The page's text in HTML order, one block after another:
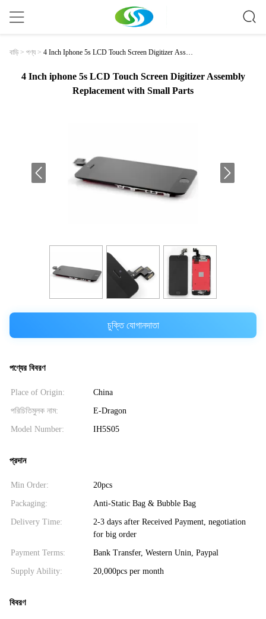
বাড়ি> পণ্য > 4 Inch Iphone 5s LCD Touch Screen Digitizer Assem
4 Inch iphone 5s LCD Touch Screen Digitizer Assembly
Replacement with Small Parts
চুক্তি যোগানদাতা
পণ্যের বিবরণ
Place of Origin: China
পরিচিতিমুলক নাম: E-Dragon
Model Number: IH5S05
প্রদান
Min Order: 20pcs
Packaging: Anti-Static Bag & Bubble Bag
Delivery Time:
2-3 days after Received Payment, negotiation
for big order
Payment Terms: Bank Transfer, Western Unin, Paypal
Supply Ability: 20,000pcs per month
বিবরণ